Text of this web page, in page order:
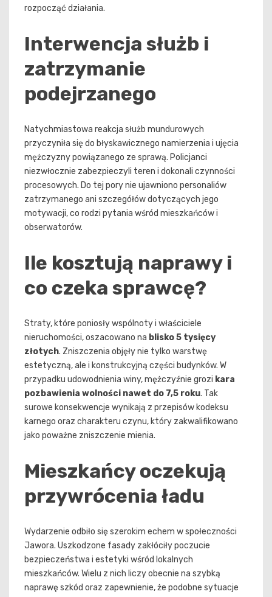
rozpocząć działania.
Interwencja służb i
zatrzymanie
podejrzanego
Natychmiastowa reakcja służb mundurowych
przyczyniła się do błyskawicznego namierzenia i ujęcia
mężczyzny powiązanego ze sprawą. Policjanci
niezwłocznie zabezpieczyli teren i dokonali czynności
procesowych. Do tej pory nie ujawniono personaliów
zatrzymanego ani szczegółów dotyczących jego
motywacji, co rodzi pytania wśród mieszkańców i
obserwatorów.
Ile kosztują naprawy i
co czeka sprawcę?
Straty, które poniosły wspólnoty i właściciele
nieruchomości, oszacowano na blisko 5 tysięcy
złotych. Zniszczenia objęły nie tylko warstwę
estetyczną, ale i konstrukcyjną części budynków. W
przypadku udowodnienia winy, mężczyźnie grozi kara
pozbawienia wolności nawet do 7,5 roku. Tak
surowe konsekwencje wynikają z przepisów kodeksu
karnego oraz charakteru czynu, który zakwalifikowano
jako poważne zniszczenie mienia.
Mieszkańcy oczekują
przywrócenia ładu
Wydarzenie odbiło się szerokim echem w społeczności
Jawora. Uszkodzone fasady zakłóciły poczucie
bezpieczeństwa i estetyki wśród lokalnych
mieszkańców. Wielu z nich liczy obecnie na szybką
naprawę szkód oraz zapewnienie, że podobne sytuacje